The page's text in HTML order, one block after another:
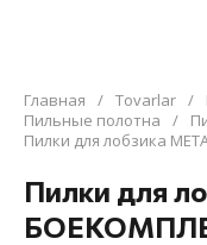
Главная / Tovarlar /
Пильные полотна
/
Пилки для лобзика
Пилки для